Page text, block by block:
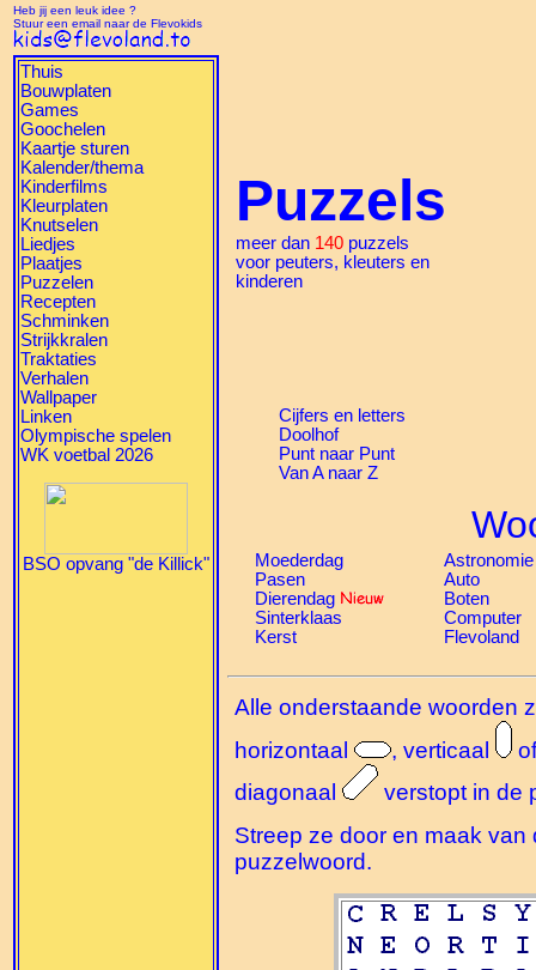
Heb jij een leuk idee ?
Stuur een email naar de Flevokids
Thuis
Bouwplaten
Games
Goochelen
Kaartje sturen
Kalender/thema
Kinderfilms
Kleurplaten
Knutselen
Liedjes
Plaatjes
Puzzelen
Recepten
Schminken
Strijkkralen
Traktaties
Verhalen
Wallpaper
Linken
Olympische spelen
WK voetbal 2026
BSO opvang "de Killick"
Puzzels
meer dan 140 puzzels
voor peuters, kleuters en
kinderen
Cijfers en letters
Doolhof
Punt naar Punt
Van A naar Z
Moederdag
Pasen
Dierendag
Sinterklaas
Kerst
Astronomie
Auto
Boten
Computer
Flevoland
Alle onderstaande woorden
horizontaal
, verticaal
of
diagonaal
verstopt in de
Streep ze door en maak
puzzelwoord.